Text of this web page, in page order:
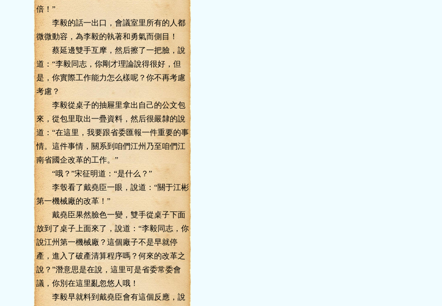
倍！”
李毅的話一出口，會議室里所有的人都
微微動容，為李毅的執著和勇氣而側目！
蔡延邊雙手互摩，然后擦了一把臉，說
道：“李毅同志，你剛才理論說得很好，但
是，你實際工作能力怎么樣呢？你不再考慮
考慮？
李毅從桌子的抽屜里拿出自己的公文包
來，從包里取出一疊資料，然后很嚴隸的說
道：“在這里，我要跟省委匯報一件重要的事
情。這件事情，關系到咱們江州乃至咱們江
南省國企改革的工作。”
“哦？”宋征明道：“是什么？”
李彀看了戴堯臣一眼，說道：“關于江彬
第一機械廠的改革！”
戴堯臣果然臉色一變，雙手從桌子下面
放到了桌子上面來了，說道：“李毅同志，你
說江州第一機械廠？這個廠子不是早就停
產，進入了破產清算程序嗎？何來的改革之
說？”潛意思是在說，這里可是省委常委會
議，你別在這里亂忽悠人哦！
李毅早就料到戴堯臣會有這個反應，說